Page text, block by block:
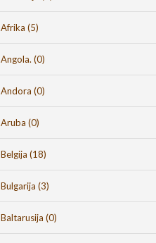
Afrika (5)
Angola. (0)
Andora (0)
Aruba (0)
Belgija (18)
Bulgarija (3)
Baltarusija (0)